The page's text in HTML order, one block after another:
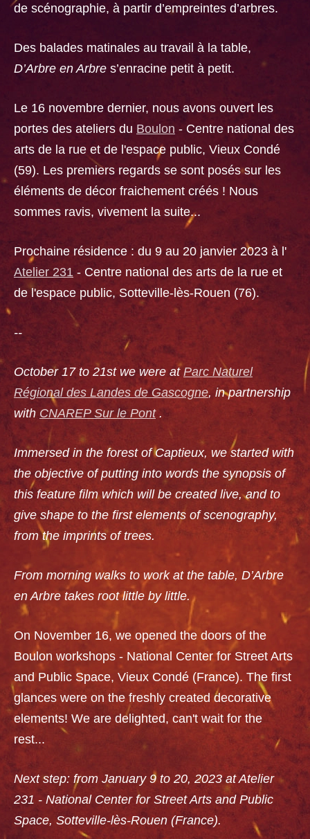
de scénographie, à partir d’empreintes d’arbres.
Des balades matinales au travail à la table,
D’Arbre en Arbre s’enracine petit à petit.
Le 16 novembre dernier, nous avons ouvert les
portes des ateliers du Boulon - Centre national des
arts de la rue et de l'espace public, Vieux Condé
(59). Les premiers regards se sont posés sur les
éléments de décor fraichement créés ! Nous
sommes ravis, vivement la suite...
Prochaine résidence : du 9 au 20 janvier 2023 à l'
Atelier 231 - Centre national des arts de la rue et
de l'espace public, Sotteville-lès-Rouen (76).
--
October 17 to 21st we were at Parc Naturel
Régional des Landes de Gascogne, in partnership
with CNAREP Sur le Pont.
Immersed in the forest of Captieux, we started with
the objective of putting into words the synopsis of
this feature film which will be created live, and to
give shape to the first elements of scenography,
from the imprints of trees.
From morning walks to work at the table, D’Arbre
en Arbre takes root little by little.
On November 16, we opened the doors of the
Boulon workshops - National Center for Street Arts
and Public Space, Vieux Condé (France). The first
glances were on the freshly created decorative
elements! We are delighted, can't wait for the
rest...
Next step: from January 9 to 20, 2023 at Atelier
231 - National Center for Street Arts and Public
Space, Sotteville-lès-Rouen (France).